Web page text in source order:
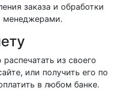
заказа и обработки
менеджерами.
из своего
или получить его по
в любом банке.